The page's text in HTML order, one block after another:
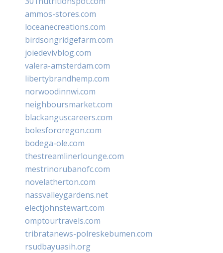
ammos-stores.com
loceanecreations.com
birdsongridgefarm.com
joiedevivblog.com
valera-amsterdam.com
libertybrandhemp.com
norwoodinnwi.com
neighboursmarket.com
blackanguscareers.com
bolesfororegon.com
bodega-ole.com
thestreamlinerlounge.com
mestrinorubanofc.com
novelatherton.com
nassvalleygardens.net
electjohnstewart.com
omptourtravels.com
tribratanews-polreskebumen.com
rsudbayuasih.org